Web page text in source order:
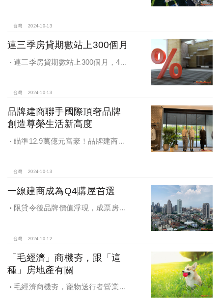
台灣 2024-10-13
連三季房貸期數站上300個月
連三季房貸期數站上300個月，4都
台灣 2024-10-13
品牌建商聯手國際頂奢品牌
創造尊榮生活新高度
瞄準12.9萬億元富豪！品牌建商聯
台灣 2024-10-13
一線建商成為Q4購屋首選
限貸令後品牌價值浮現，成票房保
台灣 2024-10-12
「毛經濟」商機夯，跟「這
種」房地產有關
毛經濟商機夯，寵物送行者營業額